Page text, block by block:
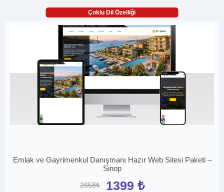
Çoklu Dil Özelliği
Emlak ve Gayrimenkul Danışmanı Hazır Web Sitesi Paketi –
Sinop
2658₺ 1399 ₺